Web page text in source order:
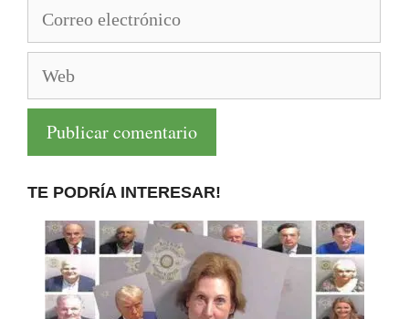
electrónico
TE PODRÍA INTERESAR!